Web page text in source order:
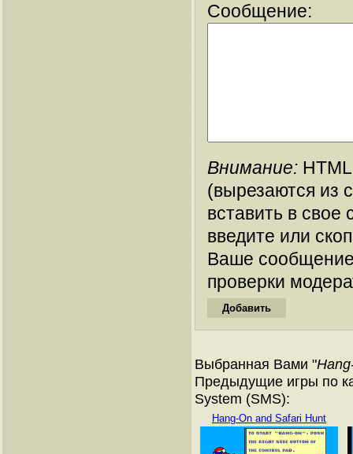
Сообщение:
Внимание:
(вырезаются из
вставить в
введите или
Ваше
проверки
Выбранная Вами "
Предыдущие игры по
System (SMS):
Hang-On and Safari Hunt